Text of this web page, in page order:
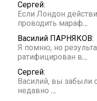
Сергей:
Если Лондон
проводить мараф…
Василий ПАРНЯКОВ:
Я помню, но
ратифицирован в…
Сергей:
Василий, вы забыли
недавно …